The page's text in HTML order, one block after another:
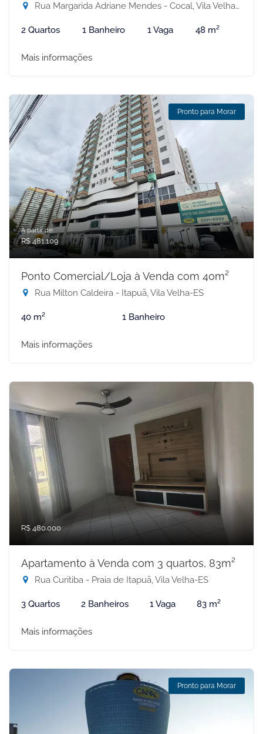
Rua Margarida Adriane Mendes - Cocal, Vila Velha-ES
2 Quartos 1 Banheiro 1 Vaga 48 m²
Mais informações
Pronto para Morar
A partir de:
R$ 481.109
Ponto Comercial/Loja à Venda com 40m²
Rua Milton Caldeira - Itapuã, Vila Velha-ES
40 m² 1 Banheiro
Mais informações
R$ 480.000
Apartamento à Venda com 3 quartos, 83m²
Rua Curitiba - Praia de Itapuã, Vila Velha-ES
3 Quartos 2 Banheiros 1 Vaga 83 m²
Mais informações
Pronto para Morar